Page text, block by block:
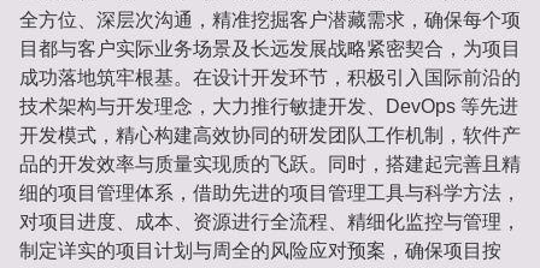
全方位、深层次沟通，精准挖掘客户潜藏需求，确保每个项
目都与客户实际业务场景及长远发展战略紧密契合，为项目
成功落地筑牢根基。在设计开发环节，积极引入国际前沿的
技术架构与开发理念，大力推行敏捷开发、DevOps 等先进
开发模式，精心构建高效协同的研发团队工作机制，软件产
品的开发效率与质量实现质的飞跃。同时，搭建起完善且精
细的项目管理体系，借助先进的项目管理工具与科学方法，
对项目进度、成本、资源进行全流程、精细化监控与管理，
制定详实的项目计划与周全的风险应对预案，确保项目按